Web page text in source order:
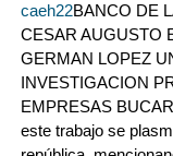
caeh22BANCO DE
CESAR AUGUSTO
GERMAN LOPEZ
INVESTIGACION
EMPRESAS
este trabajo se